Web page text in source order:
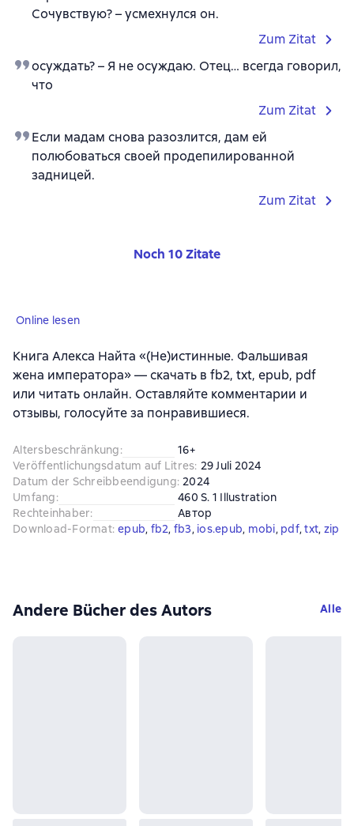
Сочувствую? – усмехнулся он.
Zum Zitat
осуждать? – Я не осуждаю. Отец… всегда говорил,
что
Zum Zitat
Если мадам снова разозлится, дам ей
полюбоваться своей продепилированной
задницей.
Zum Zitat
Noch 10 Zitate
Online lesen
Книга Алекса Найта «(Не)истинные. Фальшивая
жена императора» — скачать в fb2, txt, epub, pdf
или читать онлайн. Оставляйте комментарии и
отзывы, голосуйте за понравившиеся.
Altersbeschränkung:
16+
Veröffentlichungsdatum auf Litres: 29 Juli 2024
Datum der Schreibbeendigung: 2024
Umfang:
460 S. 1 Illustration
Rechteinhaber:
Автор
Download-Format: epub, fb2, fb3, ios.epub, mobi, pdf, txt, zip
Andere Bücher des Autors Alle